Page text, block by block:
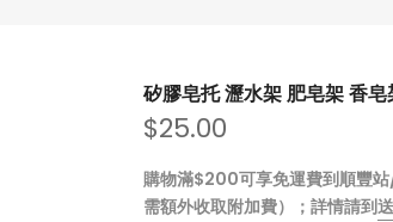
矽膠皂托 瀝水架 肥皂架 香皂
$25.00
購物滿$200可享免運費到順豐
需額外收取附加費）；詳情請到